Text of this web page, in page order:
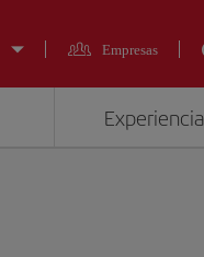
Empresas